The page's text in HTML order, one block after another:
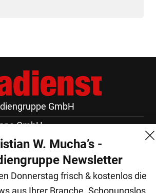
GmbH
GmbH
W. Mucha’s -
Newsletter
Donnerstag frisch & kostenlos die
aus Ihrer Branche. Schonungslos